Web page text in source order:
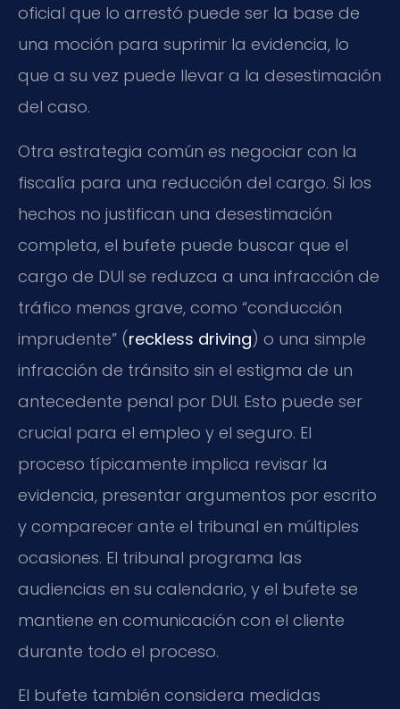
oficial que lo arrestó puede ser la base de
una moción para suprimir la evidencia, lo
que a su vez puede llevar a la desestimación
del caso.
Otra estrategia común es negociar con la
fiscalía para una reducción del cargo. Si los
hechos no justifican una desestimación
completa, el bufete puede buscar que el
cargo de DUI se reduzca a una infracción de
tráfico menos grave, como “conducción
imprudente” (reckless driving) o una simple
infracción de tránsito sin el estigma de un
antecedente penal por DUI. Esto puede ser
crucial para el empleo y el seguro. El
proceso típicamente implica revisar la
evidencia, presentar argumentos por escrito
y comparecer ante el tribunal en múltiples
ocasiones. El tribunal programa las
audiencias en su calendario, y el bufete se
mantiene en comunicación con el cliente
durante todo el proceso.
El bufete también considera medidas